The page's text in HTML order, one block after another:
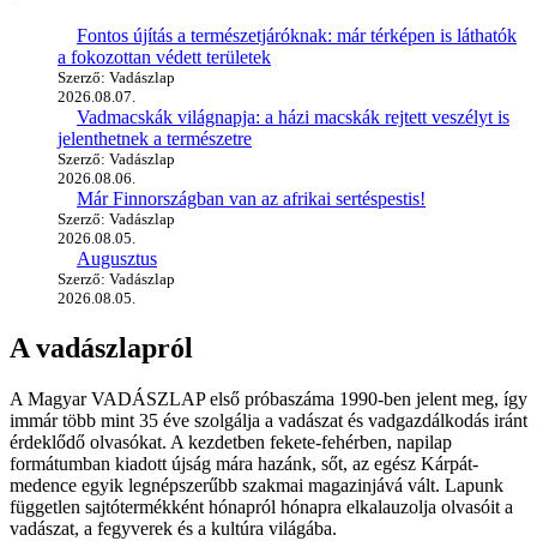
Fontos újítás a természetjáróknak: már térképen is láthatók
a fokozottan védett területek
Szerző: Vadászlap
2026.08.07.
Vadmacskák világnapja: a házi macskák rejtett veszélyt is
jelenthetnek a természetre
Szerző: Vadászlap
2026.08.06.
Már Finnországban van az afrikai sertéspestis!
Szerző: Vadászlap
2026.08.05.
Augusztus
Szerző: Vadászlap
2026.08.05.
A vadászlapról
A Magyar VADÁSZLAP első próbaszáma 1990-ben jelent meg, így
immár több mint 35 éve szolgálja a vadászat és vadgazdálkodás iránt
érdeklődő olvasókat. A kezdetben fekete-fehérben, napilap
formátumban kiadott újság mára hazánk, sőt, az egész Kárpát-
medence egyik legnépszerűbb szakmai magazinjává vált. Lapunk
független sajtótermékként hónapról hónapra elkalauzolja olvasóit a
vadászat, a fegyverek és a kultúra világába.